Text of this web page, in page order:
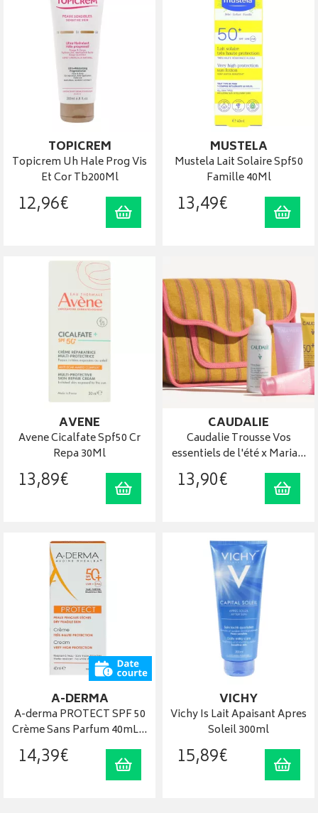
TOPICREM
Topicrem Uh Hale Prog Vis
Et Cor Tb200Ml
12,96€ Ajouter au panier
MUSTELA
Mustela Lait Solaire Spf50
Famille 40Ml
13,49€
AVENE
Avene Cicalfate Spf50 Cr
Repa 30Ml
13,89€ Ajouter au panier
CAUDALIE
Caudalie Trousse Vos
essentiels de l'été x Maria…
13,90€
A-DERMA
A-derma PROTECT SPF 50
Crème Sans Parfum 40mL…
14,39€ Ajouter au panier
VICHY
Vichy Is Lait Apaisant Apres
Soleil 300ml
15,89€